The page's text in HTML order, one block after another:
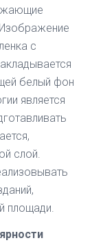
с
белый фон
является
слой.
площади.